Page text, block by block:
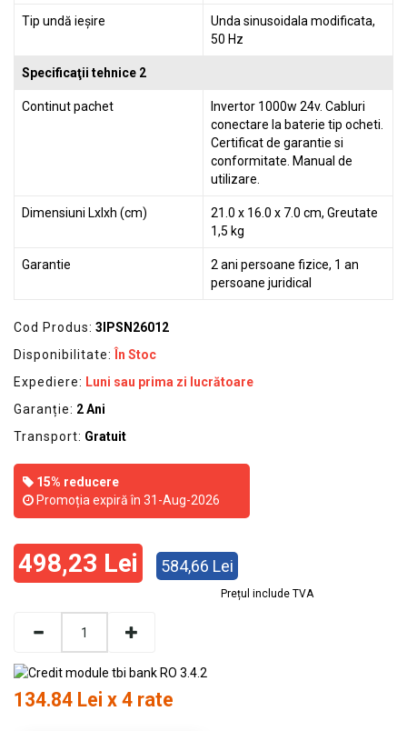
Tip undă ieșire
Unda sinusoidala modificata,
50 Hz
Specificaţii tehnice 2
Continut pachet
Invertor 1000w 24v. Cabluri
conectare la baterie tip ocheti.
Certificat de garantie si
conformitate. Manual de
utilizare.
Dimensiuni Lxlxh (cm)
21.0 x 16.0 x 7.0 cm, Greutate
1,5 kg
Garantie
2 ani persoane fizice, 1 an
persoane juridical
Cod Produs: 3IPSN26012
Disponibilitate:
În Stoc
Expediere: Luni sau prima zi lucrătoare
Garanție: 2 Ani
Transport: Gratuit
15% reducere
Promoția expiră în 31-Aug-2026
498,23 Lei 584,66 Lei
Prețul include TVA
134.84 Lei x 4 rate